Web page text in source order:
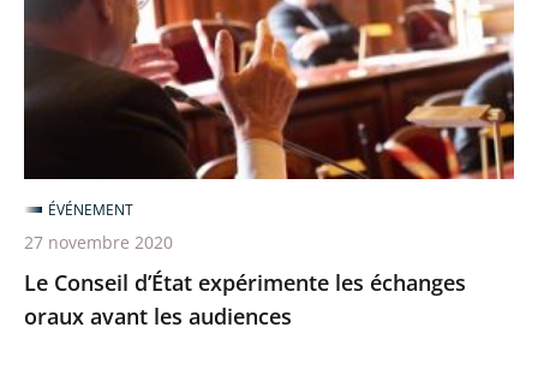
échanges
avant
audiences
Le Conseil d’État expérimente les échanges
oraux avant les audiences
ÉVÉNEMENT
27 novembre 2020